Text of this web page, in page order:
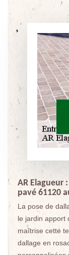
AR Elagueur
pavé 61120
La pose de
le jardin apport
maîtrise cette
dallage en